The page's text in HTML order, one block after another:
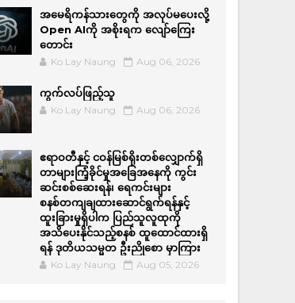
အမေရိကန်သားတွေကို အလုပ်မပေးလို့
Open AIကို အစိုးရက လျော်ကြေး
တောင်း
Ko Lay Naung Aug 06, 2026
ကွက်လပ်ဖြည့်သူ
Ko Lay Naung Aug 06, 2026
ဧရာဝတီနှင့် ငဝန်မြစ်ရိုးတစ်လျှောက်ရှိ
တာများကြံ့ခိုင်မှုအခြေအနေကို ကွင်း
ဆင်းစစ်ဆေးရန်၊ ရေကင်းများ
စနစ်တကျချထားဆောင်ရွက်ရန်နှင့်
ထူးခြားမှုရှိပါက ပြည်သူလူထုကို
အသိပေးနိုင်သည့်စနစ် ထူထောင်ထားရှိ
ရန် ဒုတိယသမ္မတ ဦးညိုစော မှာကြား
Ko Lay Naung Aug 05, 2026